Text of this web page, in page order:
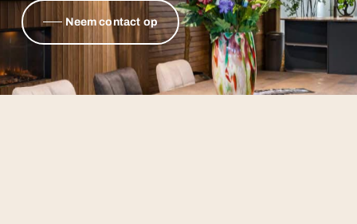
Neem contact op